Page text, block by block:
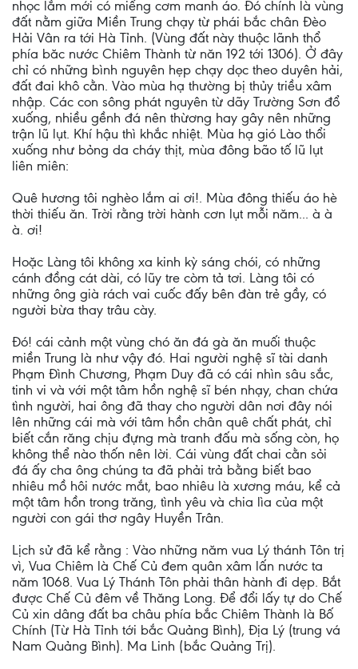
nhọc lắm mới có miếng cơm manh áo. Đó chính là vùng
đất nằm giữa Miền Trung chạy từ phái bắc chân Đèo
Hải Vân ra tới Hà Tỉnh. (Vùng đất này thuộc lãnh thổ
phía băc nước Chiêm Thành từ năn 192 tới 1306). Ở đây
chỉ có những bình nguyên hẹp chạy dọc theo duyên hải,
đất đai khô cằn. Vào mùa hạ thường bị thủy triều xâm
nhập. Các con sông phát nguyên từ dãy Trường Sơn đổ
xuống, nhiều gềnh đá nên thừơng hay gây nên những
trận lũ lụt. Khí hậu thì khắc nhiệt. Mùa hạ gió Lào thổi
xuống như bỏng da cháy thịt, mùa đông bão tố lũ lụt
liên miên:
Quê hương tôi nghèo lắm ai ơi!. Mùa đông thiếu áo hè
thời thiếu ăn. Trời rằng trời hành cơn lụt mỗi năm... à à
à. ơi!
Hoặc Làng tôi không xa kinh kỳ sáng chói, có những
cánh đồng cát dài, có lũy tre còm tả tơi. Làng tôi có
những ông già rách vai cuốc đấy bên đàn trẻ gầy, có
người bừa thay trâu cày.
Đó! cái cảnh một vùng chó ăn đá gà ăn muối thuộc
miền Trung là như vậy đó. Hai người nghệ sĩ tài danh
Phạm Đình Chương, Phạm Duy đã có cái nhìn sâu sắc,
tinh vi và với một tâm hồn nghệ sĩ bén nhạy, chan chứa
tình người, hai ông đã thay cho người dân nơi đây nói
lên những cái mà với tâm hồn chân quê chất phát, chỉ
biết cắn răng chịu đựng mà tranh đấu mà sống còn, họ
không thể nào thốn nên lời. Cái vùng đất chai cằn sỏi
đá ấy cha ông chúng ta đã phải trả bằng biết bao
nhiêu mồ hôi nước mắt, bao nhiêu là xương máu, kể cả
một tâm hồn trong trăng, tình yêu và chia lìa của một
người con gái thơ ngây Huyền Trân.
Lịch sử đã kể rằng : Vào những năm vua Lý thánh Tôn trị
vì, Vua Chiêm là Chế Củ đem quân xâm lấn nước ta
năm 1068. Vua Lý Thánh Tôn phải thân hành đi dẹp. Bắt
được Chế Củ đêm về Thăng Long. Để đổi lấy tự do Chế
Củ xin dâng đất ba châu phía bắc Chiêm Thành là Bố
Chính (Từ Hà Tỉnh tới bắc Quảng Bình), Địa Lý (trung vá
Nam Quảng Bình). Ma Linh (bắc Quảng Trị).